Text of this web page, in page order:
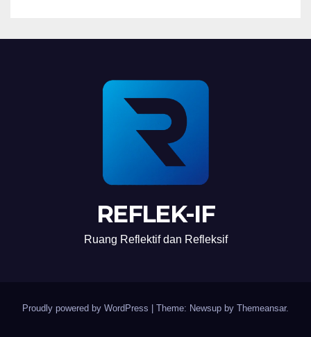
REFLEK-IF
Ruang Reflektif dan Refleksif
Proudly powered by WordPress | Theme: Newsup by Themeansar.